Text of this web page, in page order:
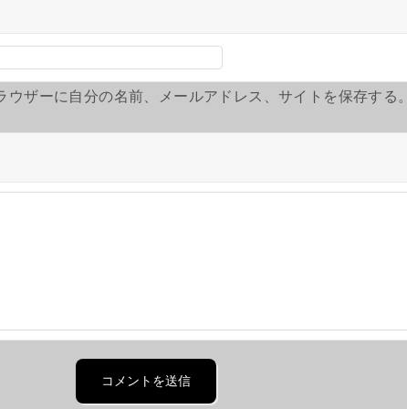
ザーに自分の名前、メールアドレス、サイトを保存する。